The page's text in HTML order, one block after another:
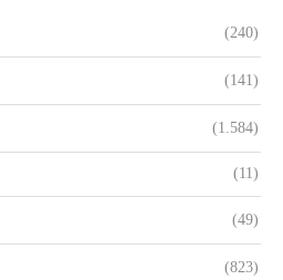
(240)
(141)
(1.584)
(11)
(49)
(823)